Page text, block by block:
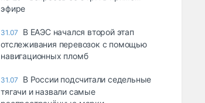
эфире
31.07
В ЕАЭС начался второй этап
отслеживания перевозок с помощью
навигационных пломб
31.07
В России подсчитали седельные
тягачи и назвали самые